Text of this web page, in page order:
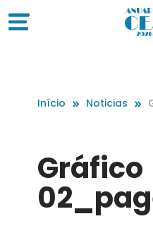
Início Noticias
Gráfico